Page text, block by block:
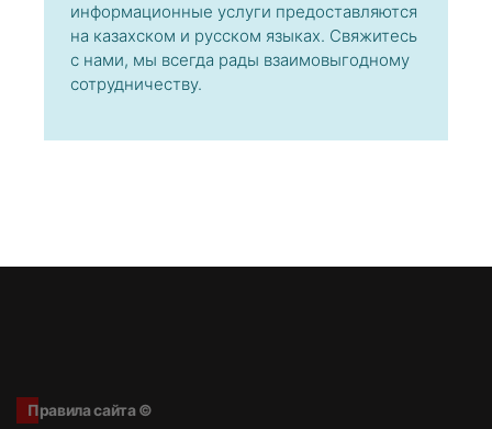
информационные услуги предоставляются
на казахском и русском языках. Свяжитесь
с нами, мы всегда рады взаимовыгодному
сотрудничеству.
Правила сайта ©